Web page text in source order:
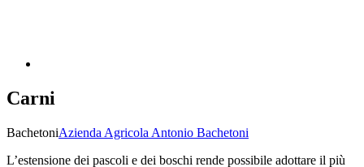
Carni
BachetoniAzienda Agricola Antonio Bachetoni
L’estensione dei pascoli e dei boschi rende possibile adottare il più